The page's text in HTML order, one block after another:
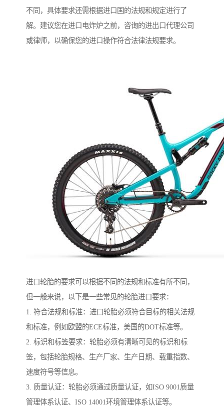
不同，具体要求还需根据进口国的法规和规定进行了
解。建议您在进口电炸炉之前，咨询的进出口代理公司
或律师，以确保您的进口操作符合法律法规要求。
进口轮胎的要求可以根据不同的法规和标准有所不同，
但一般来说，以下是一些常见的轮胎进口要求：
1. 符合法规和标准：进口轮胎必须符合目标的相关法规
和标准，例如欧盟的ECE标准，美国的DOT标准等。
2. 标识和标签要求：轮胎必须有清晰可见的标识和标
签，包括轮胎规格、生产厂家、生产日期、载重指数、
速度符号等信息。
3. 质量认证：轮胎必须通过质量认证，如ISO 9001质量
管理体系认证、ISO 14001环境管理体系认证等。